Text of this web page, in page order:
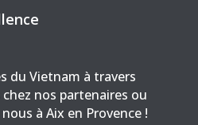
du Vietnam à travers
nos partenaires ou
à Aix en Provence !